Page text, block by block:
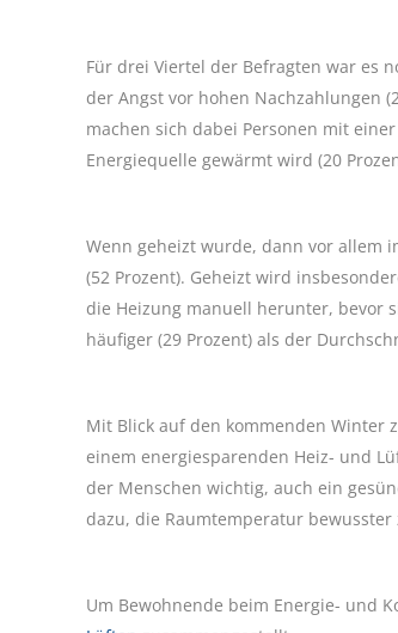
Für drei Viertel der Befragten war es
der Angst vor hohen Nachzahlungen
machen sich dabei Personen mit
Energiequelle gewärmt wird (20
Wenn geheizt wurde, dann vor allem
(52 Prozent). Geheizt wird
die Heizung manuell herunter, bevor
häufiger (29 Prozent) als der
Mit Blick auf den kommenden Winter
einem energiesparenden Heiz- und
der Menschen wichtig, auch ein
dazu, die Raumtemperatur
Um Bewohnende beim Energie- und